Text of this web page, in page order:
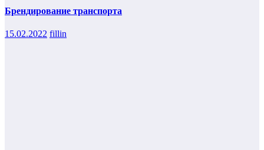
Брендирование транспорта
15.02.2022 fillin